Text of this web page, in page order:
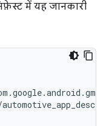
में यह जानकारी